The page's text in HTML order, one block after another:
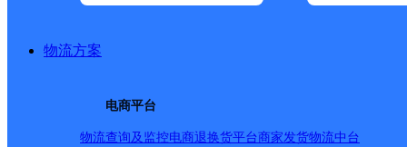
物流方案
电商平台
物流查询及监控电商退换货平台商家发货物流中台
城市：张家界市 ✕ 快递：邮政国内 ✕
清空已选
韵达速递(13) 中通快递(3)